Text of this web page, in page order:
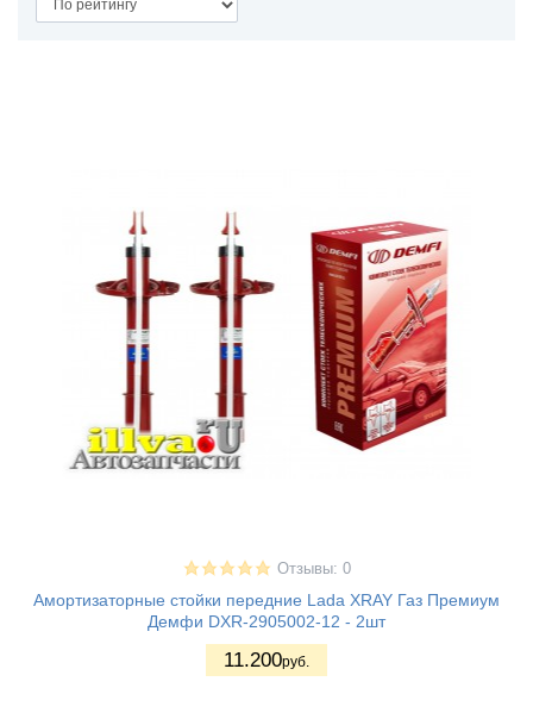
Отзывы: 0
Амортизаторные стойки передние Lada XRAY Газ Премиум
Демфи DXR-2905002-12 - 2шт
11.200руб.